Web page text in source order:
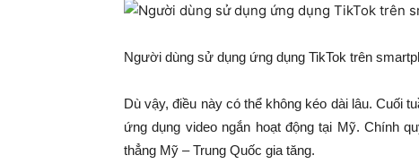
Người dùng sử dụng ứng dụng TikTok trên
Dù vậy, điều này có thể không kéo dài lâu. Cuối
ứng dụng video ngắn hoạt động tại Mỹ. Chính
thẳng Mỹ – Trung Quốc gia tăng.